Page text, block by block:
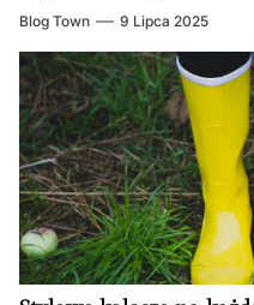
Blog Town 9 Lipca 2025